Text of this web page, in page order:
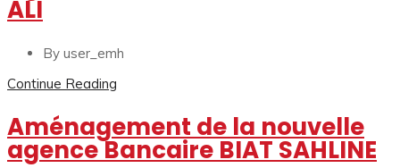
ALI
By user_emh
Continue Reading
Aménagement de la nouvelle
agence Bancaire BIAT SAHLINE